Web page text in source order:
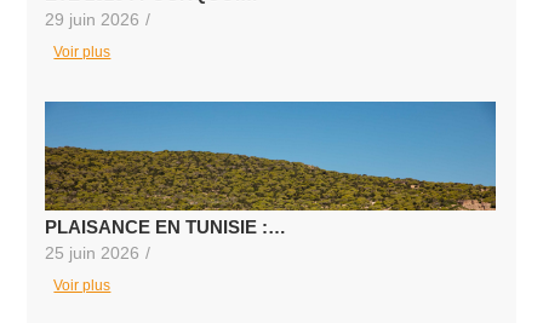
29 juin 2026 /
Voir plus
PLAISANCE EN TUNISIE :…
25 juin 2026 /
Voir plus